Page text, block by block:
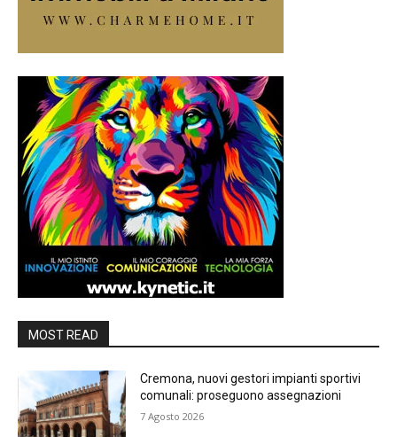
MOST READ
Cremona, nuovi gestori impianti sportivi
comunali: proseguono assegnazioni
7 Agosto 2026